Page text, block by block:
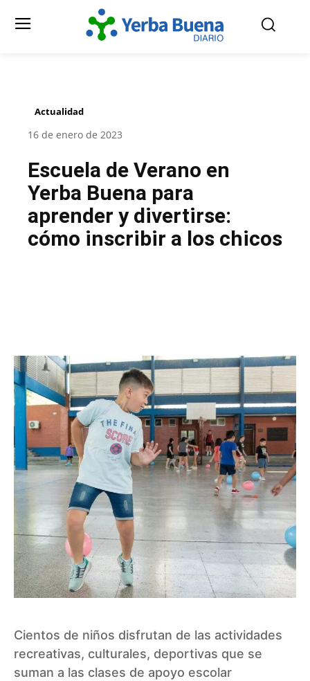
Actualidad
16 de enero de 2023
Escuela de Verano en
Yerba Buena para
aprender y divertirse:
cómo inscribir a los chicos
Cientos de niños disfrutan de las actividades
recreativas, culturales, deportivas que se
suman a las clases de apoyo escolar